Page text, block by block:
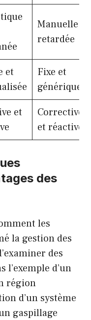
Manuelle et
retardée
et
Fixe et
générique
et
Corrective
et réactive
des
les
la gestion des
des
l’exemple d’un
région
d’un système
gaspillage